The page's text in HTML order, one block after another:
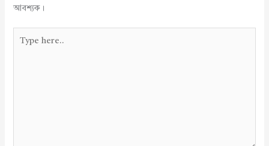
আবশ্যক।
here..